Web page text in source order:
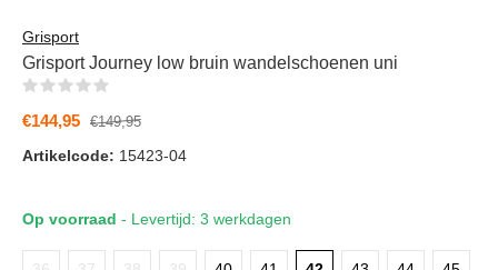
Grisport
Grisport Journey low bruin wandelschoenen uni
€144,95 €149,95
Artikelcode: 15423-04
Op voorraad - Levertijd: 3 werkdagen